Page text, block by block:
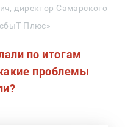
директор Самарского
Плюс»
по итогам
проблемы